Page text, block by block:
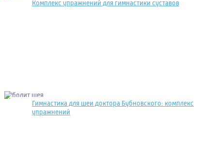
Комплекс упражнений для гимнастики суставов
Гимнастика для шеи доктора Бубновского: комплекс
упражнений